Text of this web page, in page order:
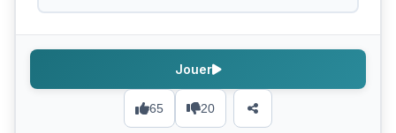
65 20
Jouer